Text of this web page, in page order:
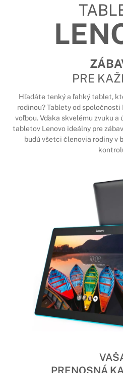
PRE
Hľadáte tenký a ľahký tablet,
rodinou? Tablety od spoločnosti
voľbou. Vďaka skvelému zvuku a
tabletov Lenovo ideálny pre
budú všetci členovia rodiny v
PRENOSNÁ